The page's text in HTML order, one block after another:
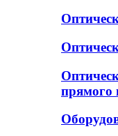
прямого